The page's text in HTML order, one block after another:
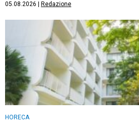
05.08.2026 Redazione
HORECA